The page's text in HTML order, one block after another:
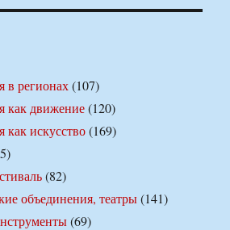
в регионах(107)
как движение(120)
как искусство(169)
(82)
объединения, театры(141)
(69)